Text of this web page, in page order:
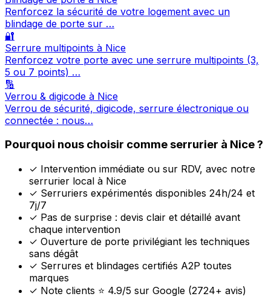
Renforcez la sécurité de votre logement avec un
blindage de porte sur …
🔐
Serrure multipoints à Nice
Renforcez votre porte avec une serrure multipoints (3,
5 ou 7 points) …
🔢
Verrou & digicode à Nice
Verrou de sécurité, digicode, serrure électronique ou
connectée : nous…
Pourquoi nous choisir comme serrurier à Nice ?
✓ Intervention immédiate ou sur RDV, avec notre
serrurier local à Nice
✓ Serruriers expérimentés disponibles 24h/24 et
7j/7
✓ Pas de surprise : devis clair et détaillé avant
chaque intervention
✓ Ouverture de porte privilégiant les techniques
sans dégât
✓ Serrures et blindages certifiés A2P toutes
marques
✓ Note clients ⭐ 4.9/5 sur Google (2724+ avis)